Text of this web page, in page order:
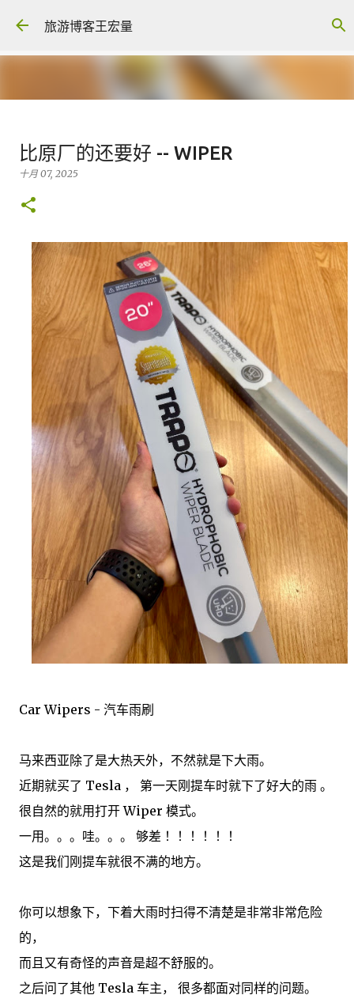
旅游博客王宏量
各大电脑专家公认最强的 -- Dual
screen Laptop
比原厂的还要好 -- WIPER
十月 07, 2025
Car Wipers - 汽车雨刷
马来西亚除了是大热天外，不然就是下大雨。
近期就买了 Tesla ， 第一天刚提车时就下了好大的雨 。
很自然的就用打开 Wiper 模式。
一用。。。哇。。。 够差 ！！！！！！
这是我们刚提车就很不满的地方。
你可以想象下，下着大雨时扫得不清楚是非常非常危险
的，
而且又有奇怪的声音是超不舒服的。
之后问了其他 Tesla 车主， 很多都面对同样的问题。